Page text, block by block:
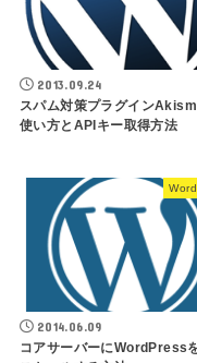
2013.09.24
スパム対策プラグイン
使い方とAPIキー取得方法
2014.06.09
コアサーバーにWordPress